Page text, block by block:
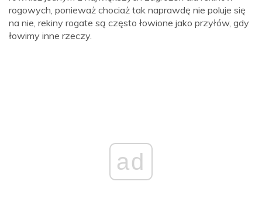
rogowych, ponieważ chociaż tak naprawdę nie poluje się
na nie, rekiny rogate są często łowione jako przyłów, gdy
łowimy inne rzeczy.
ad